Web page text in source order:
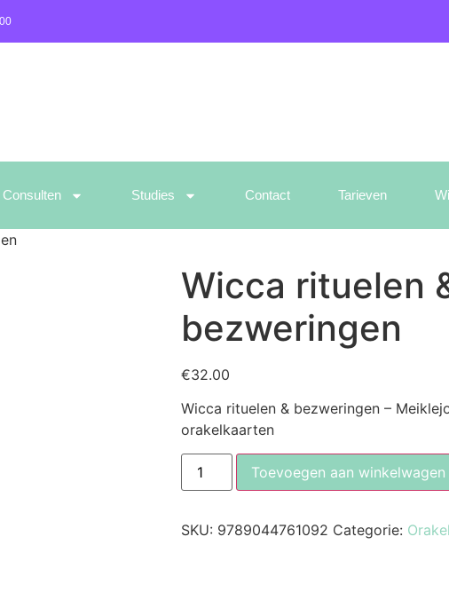
Consulten Studies Contact Tarieven
Wicca rituelen
bezweringen
€32.00
Wicca rituelen & bezweringen –
orakelkaarten
Toevoegen aan winkelwagen
SKU: 9789044761092 Categorie: